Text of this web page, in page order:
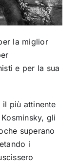
la miglior
e per la sua
più attinente
gli
superano
i